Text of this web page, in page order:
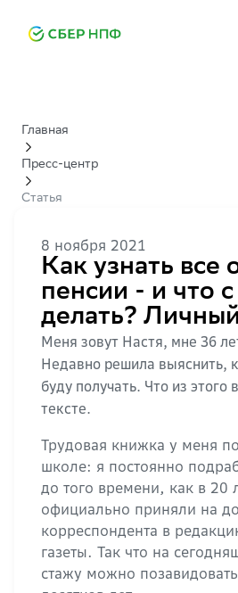
Главная
Пресс-центр
Статья
8 ноября 2021
Как узнать все
пенсии - и что
делать?
Меня зовут Настя, мне 36
Недавно решила выяснить,
буду получать. Что из этого
тексте.
Трудовая книжка у меня
школе: я постоянно
до того времени, как в 20
официально приняли на
корреспондента в
газеты. Так что на
стажу можно